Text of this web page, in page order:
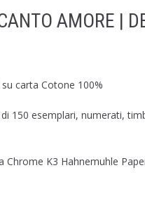
AMORE |
carta Cotone 100%
150 esemplari, numerati,
Chrome K3 Hahnemuhle